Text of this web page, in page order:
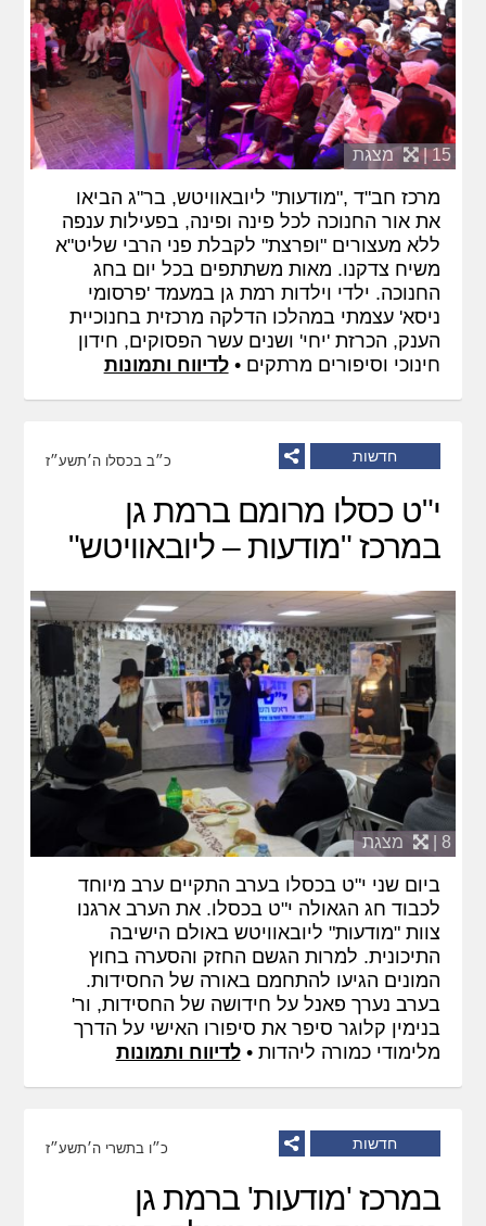
15 | מצגת
מרכז חב"ד ,"מודעות" ליובאוויטש, בר"ג הביאו
את אור החנוכה לכל פינה ופינה, בפעילות ענפה
ללא מעצורים "ופרצת" לקבלת פני הרבי שליט"א
משיח צדקנו. מאות משתתפים בכל יום בחג
החנוכה. ילדי וילדות רמת גן במעמד 'פרסומי
ניסא' עצמתי במהלכו הדלקה מרכזית בחנוכיית
הענק, הכרזת 'יחי' ושנים עשר הפסוקים, חידון
חינוכי וסיפורים מרתקים •לדיווח ותמונות
חדשות כ״ב בכסלו ה׳תשע״ז
י"ט כסלו מרומם ברמת גן
במרכז "מודעות – ליובאוויטש"
8 | מצגת
ביום שני י"ט בכסלו בערב התקיים ערב מיוחד
לכבוד חג הגאולה י"ט בכסלו. את הערב ארגנו
צוות "מודעות" ליובאוויטש באולם הישיבה
התיכונית. למרות הגשם החזק והסערה בחוץ
המונים הגיעו להתחמם באורה של החסידות.
בערב נערך פאנל על חידושה של החסידות, ור'
בנימין קלוגר סיפר את סיפורו האישי על הדרך
מלימודי כמורה ליהדות •לדיווח ותמונות
חדשות כ״ו בתשרי ה׳תשע״ז
במרכז 'מודעות' ברמת גן